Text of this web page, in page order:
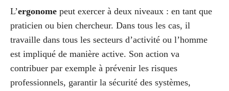
L’ergonome peut exercer à deux niveaux : en tant que
praticien ou bien chercheur. Dans tous les cas, il
travaille dans tous les secteurs d’activité ou l’homme
est impliqué de manière active. Son action va
contribuer par exemple à prévenir les risques
professionnels, garantir la sécurité des systèmes,